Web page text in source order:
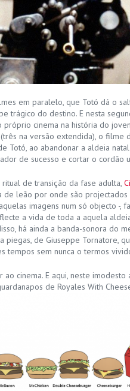
em paralelo, que Totó dá o
trágico do destino. E nesta
cinema na história do
na versão extendida), o filme
Totó, ao abandonar a aldeia
de sucesso e cortar o cordão
de transição da fase adulta,
de leão por onde são
imagens num só objecto -,
a vida de toda a aquela
há ainda a banda-sonora do
piegas, de Giuseppe Tornatore,
tempos sem nunca o termos
ao cinema. E aqui, neste imodesto
de Royales With